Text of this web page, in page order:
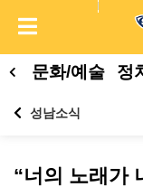
문화/예술 정
성남소식
“너의 노래가